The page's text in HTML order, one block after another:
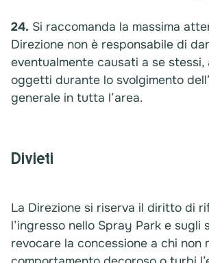
24. Si raccomanda la massima
Direzione non è responsabile di
eventualmente causati a se stessi,
oggetti durante lo svolgimento
generale in tutta l’area.
Divieti
La Direzione si riserva il diritto di
l’ingresso nello Spray Park e sugli
revocare la concessione a chi non